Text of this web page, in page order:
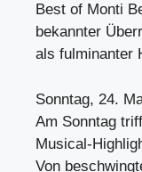
Best of Monti
bekannter
als fulminanter
Sonntag, 24.
Am Sonntag
Musical-
Von